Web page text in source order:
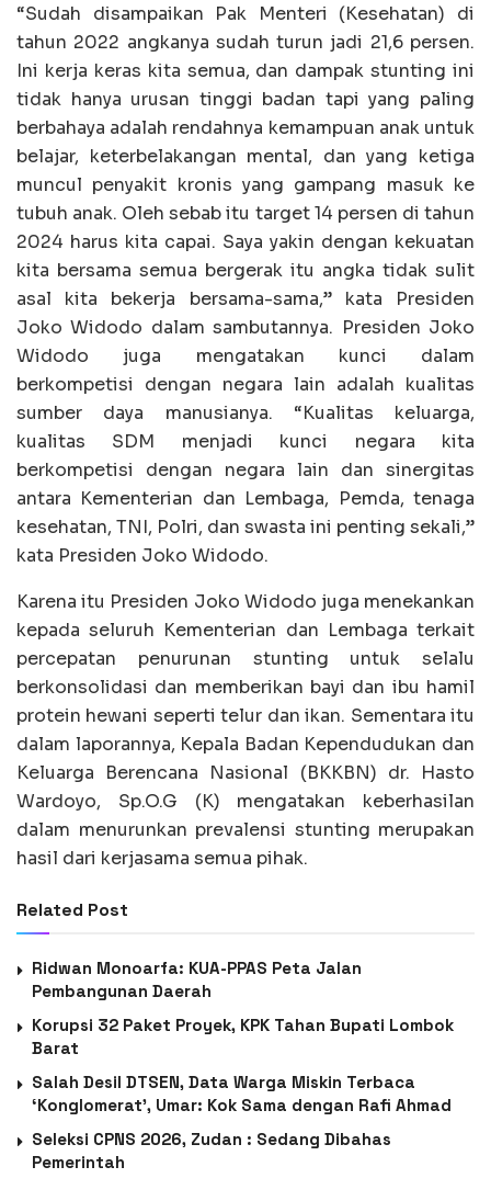
“Sudah disampaikan Pak Menteri (Kesehatan) di
tahun 2022 angkanya sudah turun jadi 21,6 persen.
Ini kerja keras kita semua, dan dampak stunting ini
tidak hanya urusan tinggi badan tapi yang paling
berbahaya adalah rendahnya kemampuan anak untuk
belajar, keterbelakangan mental, dan yang ketiga
muncul penyakit kronis yang gampang masuk ke
tubuh anak. Oleh sebab itu target 14 persen di tahun
2024 harus kita capai. Saya yakin dengan kekuatan
kita bersama semua bergerak itu angka tidak sulit
asal kita bekerja bersama-sama,” kata Presiden
Joko Widodo dalam sambutannya. Presiden Joko
Widodo juga mengatakan kunci dalam
berkompetisi dengan negara lain adalah kualitas
sumber daya manusianya. “Kualitas keluarga,
kualitas SDM menjadi kunci negara kita
berkompetisi dengan negara lain dan sinergitas
antara Kementerian dan Lembaga, Pemda, tenaga
kesehatan, TNI, Polri, dan swasta ini penting sekali,”
kata Presiden Joko Widodo.
Karena itu Presiden Joko Widodo juga menekankan
kepada seluruh Kementerian dan Lembaga terkait
percepatan penurunan stunting untuk selalu
berkonsolidasi dan memberikan bayi dan ibu hamil
protein hewani seperti telur dan ikan. Sementara itu
dalam laporannya, Kepala Badan Kependudukan dan
Keluarga Berencana Nasional (BKKBN) dr. Hasto
Wardoyo, Sp.O.G (K) mengatakan keberhasilan
dalam menurunkan prevalensi stunting merupakan
hasil dari kerjasama semua pihak.
Related Post
Ridwan Monoarfa: KUA-PPAS Peta Jalan
Pembangunan Daerah
Korupsi 32 Paket Proyek, KPK Tahan Bupati Lombok
Barat
Salah Desil DTSEN, Data Warga Miskin Terbaca
‘Konglomerat’, Umar: Kok Sama dengan Rafi Ahmad
Seleksi CPNS 2026, Zudan : Sedang Dibahas
Pemerintah